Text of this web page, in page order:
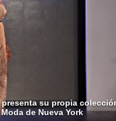
presenta su propia
de Nueva York